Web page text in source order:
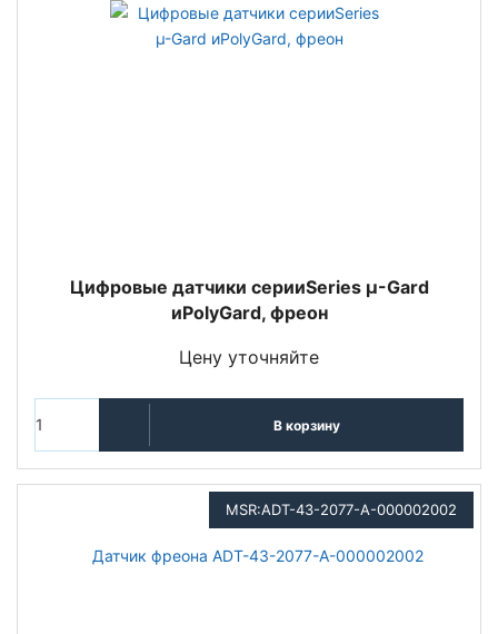
Цифровые датчики серииSeries µ-Gard
иPolyGard, фреон
Цену уточняйте
В корзину
MSR:ADT-43-2077-А-000002002